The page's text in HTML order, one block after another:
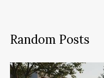
Random Posts